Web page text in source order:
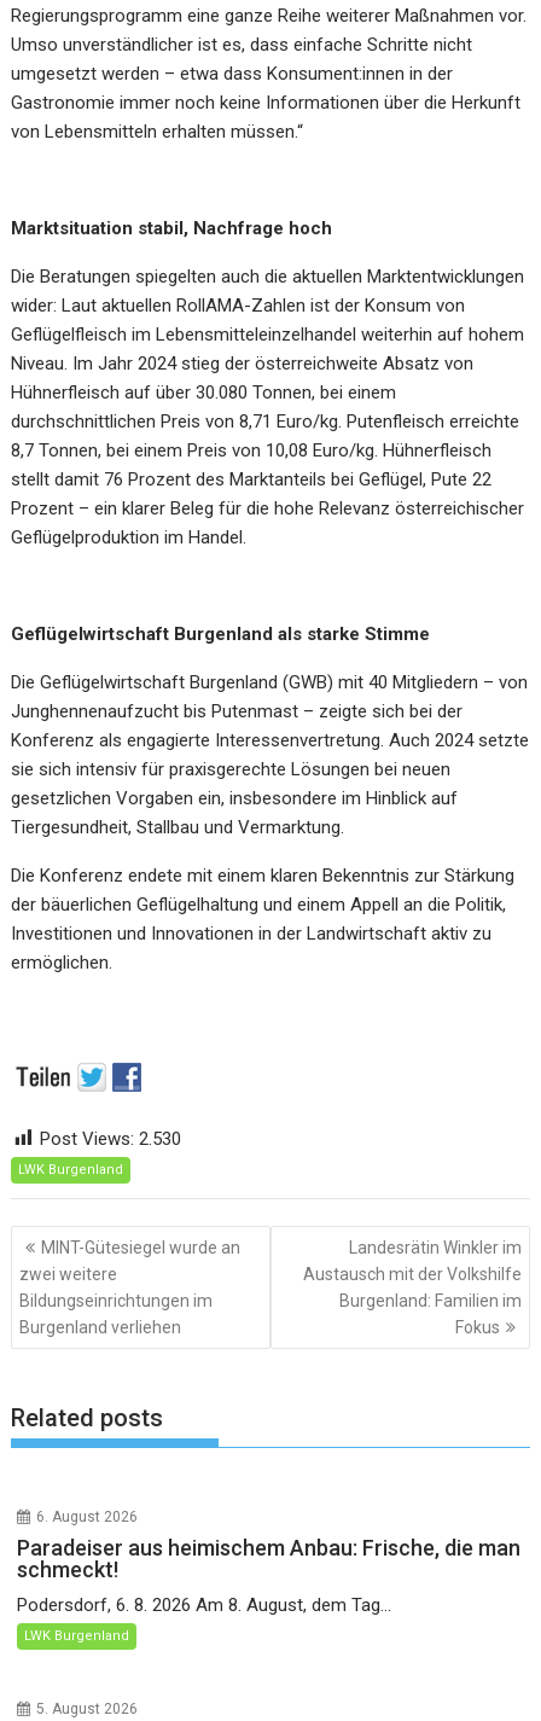
Regierungsprogramm eine ganze Reihe weiterer Maßnahmen vor.
Umso unverständlicher ist es, dass einfache Schritte nicht
umgesetzt werden – etwa dass Konsument:innen in der
Gastronomie immer noch keine Informationen über die Herkunft
von Lebensmitteln erhalten müssen.“
Marktsituation stabil, Nachfrage hoch
Die Beratungen spiegelten auch die aktuellen Marktentwicklungen
wider: Laut aktuellen RollAMA-Zahlen ist der Konsum von
Geflügelfleisch im Lebensmitteleinzelhandel weiterhin auf hohem
Niveau. Im Jahr 2024 stieg der österreichweite Absatz von
Hühnerfleisch auf über30.080 Tonnen, bei einem
durchschnittlichen Preis von8,71 Euro/kg. Putenfleisch erreichte
8,7 Tonnen, bei einem Preis von 10,08 Euro/kg.Hühnerfleisch
stellt damit 76 Prozent des Marktanteils bei Geflügel, Pute 22
Prozent – ein klarer Beleg für die hohe Relevanz österreichischer
Geflügelproduktion im Handel.
Geflügelwirtschaft Burgenland als starke Stimme
DieGeflügelwirtschaft Burgenland (GWB) mit 40 Mitgliedern – von
Junghennenaufzucht bis Putenmast – zeigte sich bei der
Konferenz als engagierte Interessenvertretung. Auch 2024 setzte
sie sich intensiv für praxisgerechte Lösungen bei neuen
gesetzlichen Vorgaben ein, insbesondere im Hinblick auf
Tiergesundheit, Stallbau und Vermarktung.
Die Konferenz endete mit einem klaren Bekenntnis zur Stärkung
der bäuerlichen Geflügelhaltung und einem Appell an die Politik,
Investitionen und Innovationen in der Landwirtschaft aktiv zu
ermöglichen.
Post Views: 2.530
LWK Burgenland
Beitragsnavigation
MINT-Gütesiegel wurde an
zwei weitere
Bildungseinrichtungen im
Burgenland verliehen
Landesrätin Winkler im
Austausch mit der Volkshilfe
Burgenland: Familien im
Fokus
Related posts
6. August 2026
Paradeiser aus heimischem Anbau: Frische, die man
schmeckt!
Podersdorf, 6. 8. 2026 Am 8. August, dem Tag...
LWK Burgenland
5. August 2026